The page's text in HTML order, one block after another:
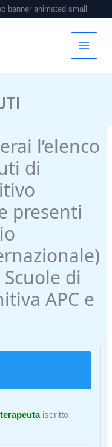
l’elenco
di
presenti
di
APC e
iscritto